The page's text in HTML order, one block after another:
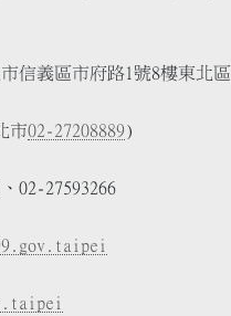
信義區市府路1號8樓東北區
市02-27208889)
02-27593266